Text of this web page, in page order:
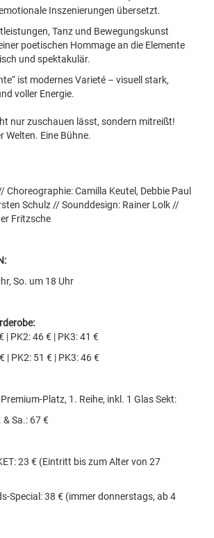
Inszenierungen übersetzt.
Tanz und Bewegungskunst
poetischen Hommage an die Elemente
und spektakulär.
ist modernes Varieté – visuell stark,
voller Energie.
nur zuschauen lässt, sondern mitreißt!
Welten. Eine Bühne.
Choreographie: Camilla Keutel, Debbie Paul
Schulz // Sounddesign: Rainer Lolk //
Fritzsche
So. um 18 Uhr
| PK2: 46 € | PK3: 41 €
| PK2: 51 € | PK3: 46 €
Platz, 1. Reihe, inkl. 1 Glas Sekt:
& Sa.: 67 €
23 € (Eintritt bis zum Alter von 27
Special: 38 € (immer donnerstags, ab 4